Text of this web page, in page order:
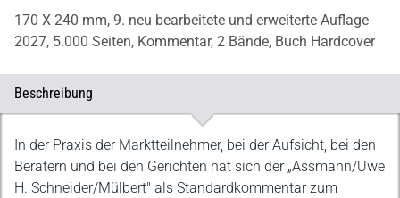
170 X 240 mm, 9. neu bearbeitete und erweiterte Auflage
2027, 5.000 Seiten, Kommentar, 2 Bände, Buch Hardcover
Beschreibung
Beschreibung
In der Praxis der Marktteilnehmer, bei der Aufsicht, bei den
Beratern und bei den Gerichten hat sich der „Assmann/Uwe
H. Schneider/Mülbert" als Standardkommentar zum